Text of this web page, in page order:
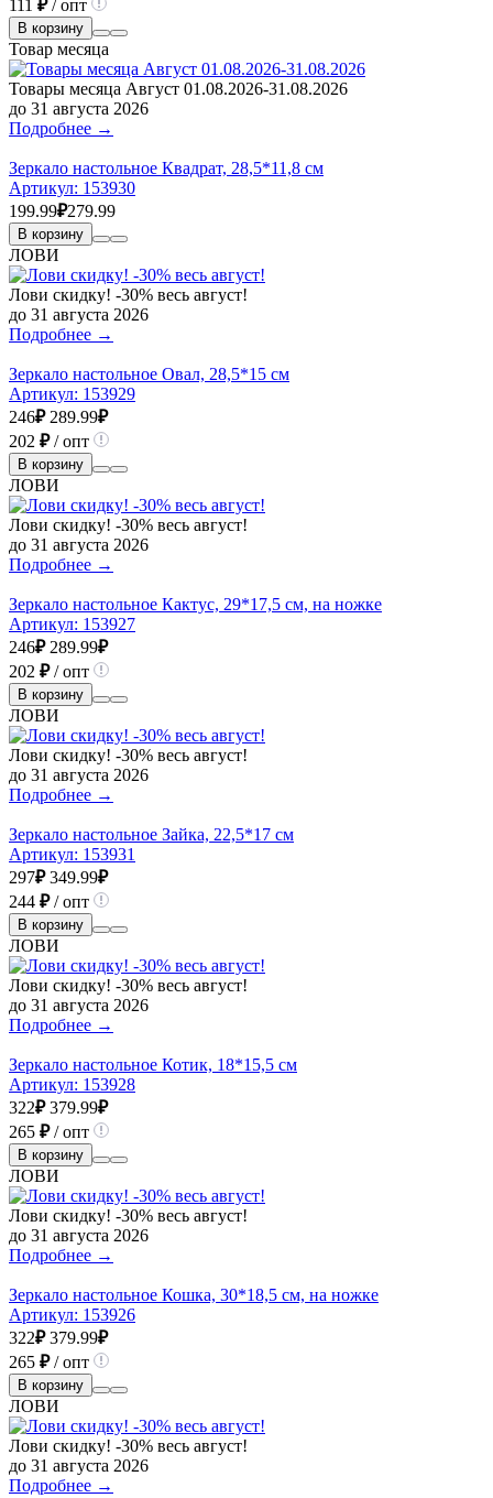
111 ₽/ опт
В корзину
Товар месяца
Товары месяца Август 01.08.2026-31.08.2026
до 31 августа 2026
Подробнее →
Зеркало настольное Квадрат, 28,5*11,8 см
Артикул: 153930
199.99₽279.99
В корзину
ЛОВИ
Лови скидку! -30% весь август!
до 31 августа 2026
Подробнее →
Зеркало настольное Овал, 28,5*15 см
Артикул: 153929
246₽ 289.99₽
202 ₽/ опт
В корзину
ЛОВИ
Лови скидку! -30% весь август!
до 31 августа 2026
Подробнее →
Зеркало настольное Кактус, 29*17,5 см, на ножке
Артикул: 153927
246₽ 289.99₽
202 ₽/ опт
В корзину
ЛОВИ
Лови скидку! -30% весь август!
до 31 августа 2026
Подробнее →
Зеркало настольное Зайка, 22,5*17 см
Артикул: 153931
297₽ 349.99₽
244 ₽/ опт
В корзину
ЛОВИ
Лови скидку! -30% весь август!
до 31 августа 2026
Подробнее →
Зеркало настольное Котик, 18*15,5 см
Артикул: 153928
322₽ 379.99₽
265 ₽/ опт
В корзину
ЛОВИ
Лови скидку! -30% весь август!
до 31 августа 2026
Подробнее →
Зеркало настольное Кошка, 30*18,5 см, на ножке
Артикул: 153926
322₽ 379.99₽
265 ₽/ опт
В корзину
ЛОВИ
Лови скидку! -30% весь август!
до 31 августа 2026
Подробнее →